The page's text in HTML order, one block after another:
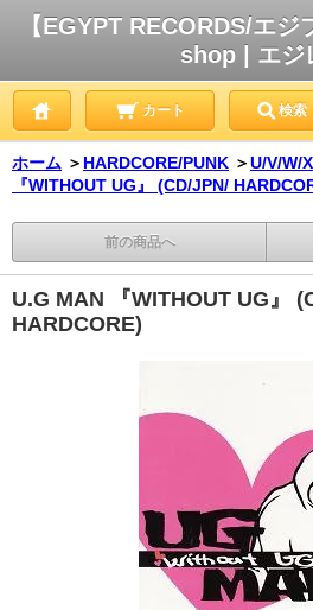
【EGYPT RECORDS/エ
shop | エジ
カート 検索
ホーム ＞ HARDCORE/PUNK ＞U/V/W/
『WITHOUT UG』 (CD/JPN/
前の商品へ
U.G MAN 『WITHOUT UG』
HARDCORE)